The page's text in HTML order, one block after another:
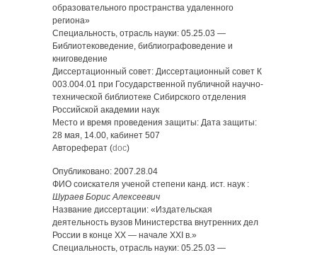
образовательного пространства удаленного
региона»
Специальность, отрасль науки: 05.25.03 —
Библиотековедение, библиографоведение и
книговедение
Диссертационный совет: Диссертационный совет К
003.004.01 при Государственной публичной научно-
технической библиотеке Сибирского отделения
Российской академии наук
Место и время проведения защиты: Дата защиты:
28 мая, 14.00, кабинет 507
Автореферат (doc)
Опубликовано: 2007.28.04
ФИО соискателя ученой степени канд. ист. наук :
Шураев Борис Алексеевич
Название диссертации: «Издательская
деятельность вузов Министерства внутренних дел
России в конце XX — начале XXI в.»
Специальность, отрасль науки: 05.25.03 —